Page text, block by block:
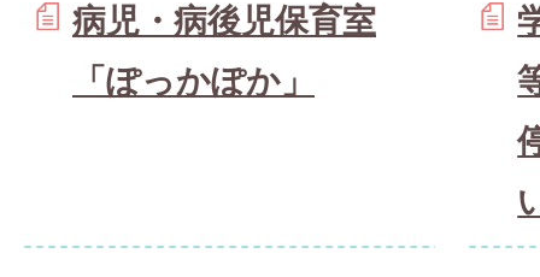
病児・病後児保育室
「ぽっかぽか」